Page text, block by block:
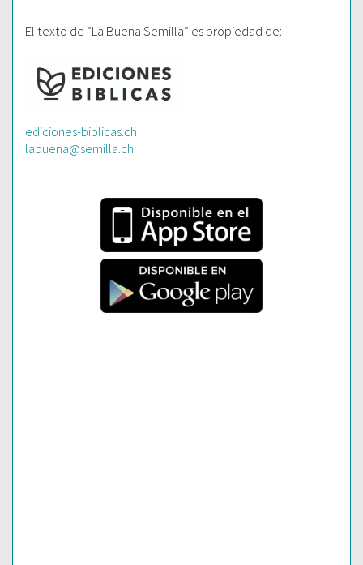
El texto de “La Buena Semilla” es propiedad de:
ediciones-biblicas.ch
labuena@semilla.ch